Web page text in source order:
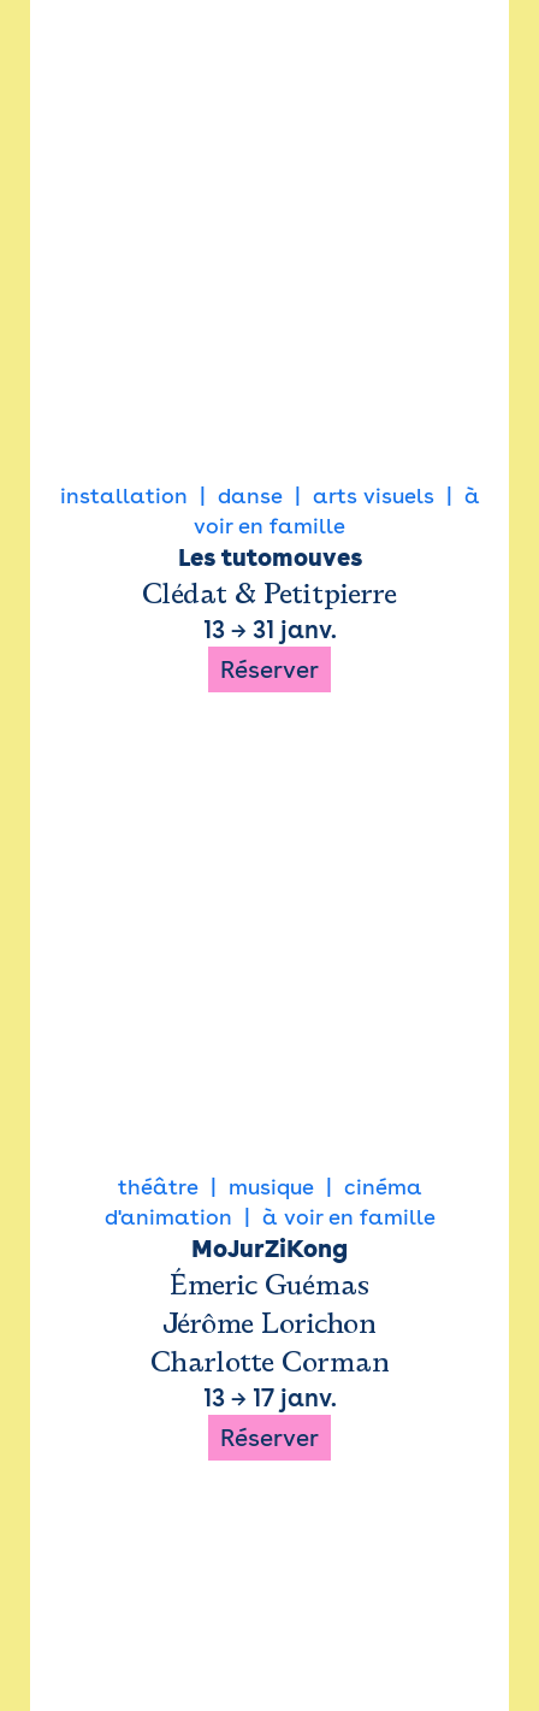
installation danse arts visuels
à
voir en famille
Les tutomouves
Clédat & Petitpierre
13→ 31 janv.
Réserver
théâtre musique
cinéma
d'animation
à voir en famille
MoJurZiKong
Émeric Guémas
Jérôme Lorichon
Charlotte Corman
13→ 17 janv.
Réserver